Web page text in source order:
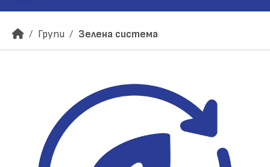
Групи Зелена система